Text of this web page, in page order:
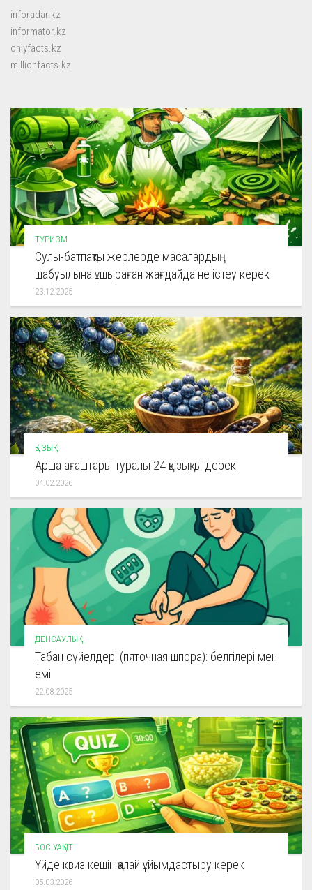
inforadar.kz
informator.kz
onlyfacts.kz
millionfacts.kz
ТУРИЗМ
Сулы-батпақты жерлерде масалардың
шабуылына ұшыраған жағдайда не істеу керек
23.12.2025
ҚЫЗЫҚ
Арша ағаштары туралы 24 қызықты дерек
04.02.2026
ДЕНСАУЛЫҚ
Табан сүйелдері (пяточная шпора): белгілері мен
емі
22.08.2025
БОС УАҚЫТ
Үйде квиз кешін қалай ұйымдастыру керек
05.03.2026